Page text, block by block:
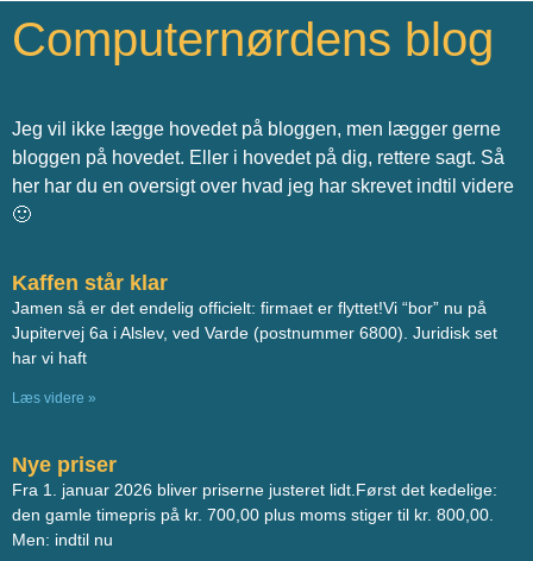
Computernørdens blog
Jeg vil ikke lægge hovedet på bloggen, men lægger gerne
bloggen på hovedet. Eller i hovedet på dig, rettere sagt. Så
her har du en oversigt over hvad jeg har skrevet indtil videre
🙂
Kaffen står klar
Jamen så er det endelig officielt: firmaet er flyttet!Vi “bor” nu på
Jupitervej 6a i Alslev, ved Varde (postnummer 6800). Juridisk set
har vi haft
Læs videre »
Nye priser
Fra 1. januar 2026 bliver priserne justeret lidt.Først det kedelige:
den gamle timepris på kr. 700,00 plus moms stiger til kr. 800,00.
Men: indtil nu